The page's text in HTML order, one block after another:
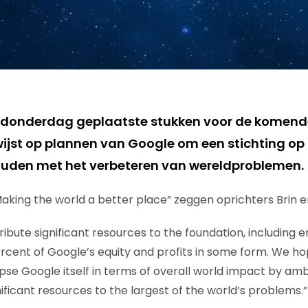
geplaatste stukken voor de
op plannen van Google om een stichting
met het verbeteren van wereldproblemen.
the world a better place” zeggen oprichters Brin
significant resources to the foundation, including
of Google’s equity and profits in some form. We
Google itself in terms of overall world impact by
resources to the largest of the world’s problems.”